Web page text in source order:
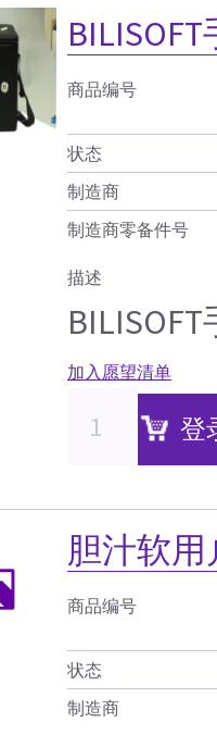
商品编号
状态
制造商
制造商零备件号
描述
加入愿望清单
登
胆汁软
商品编号
状态
制造商